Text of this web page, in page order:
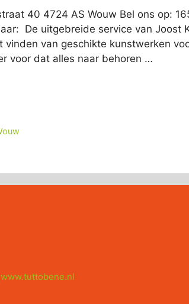
40 4724 AS Wouw Bel ons op:
De uitgebreide service van Joost
van geschikte kunstwerken
voor dat alles naar behoren …
www.tuttobene.nl